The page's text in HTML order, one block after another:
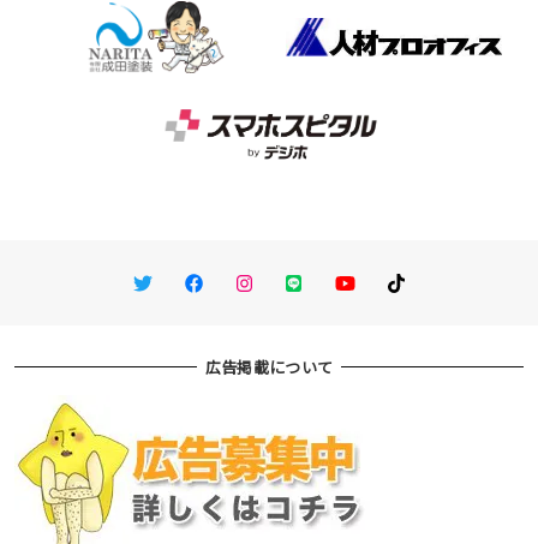
TwitterFacebookInstagram
LINE You TubeTikTok
広告掲載について